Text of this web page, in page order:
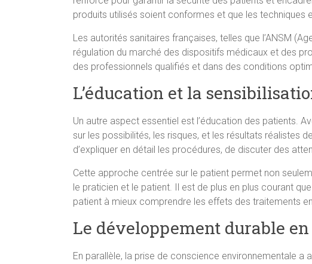
produits utilisés soient conformes et que les techniques
Les autorités sanitaires françaises, telles que l’ANSM
régulation du marché des dispositifs médicaux et des
des professionnels qualifiés et dans des conditions
L’éducation et la
Un autre aspect essentiel est l’éducation des patients.
sur les possibilités, les risques, et les résultats réalistes
d’expliquer en détail les procédures, de discuter des
Cette approche centrée sur le patient permet non
le praticien et le patient. Il est de plus en plus courant
patient à mieux comprendre les effets des traitements
Le développement durable
En parallèle, la prise de conscience environnementale